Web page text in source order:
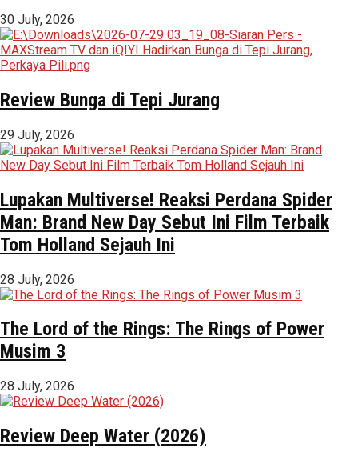
30 July, 2026
Review Bunga di Tepi Jurang
29 July, 2026
Lupakan Multiverse! Reaksi Perdana Spider
Man: Brand New Day Sebut Ini Film Terbaik
Tom Holland Sejauh Ini
28 July, 2026
The Lord of the Rings: The Rings of Power
Musim 3
28 July, 2026
Review Deep Water (2026)